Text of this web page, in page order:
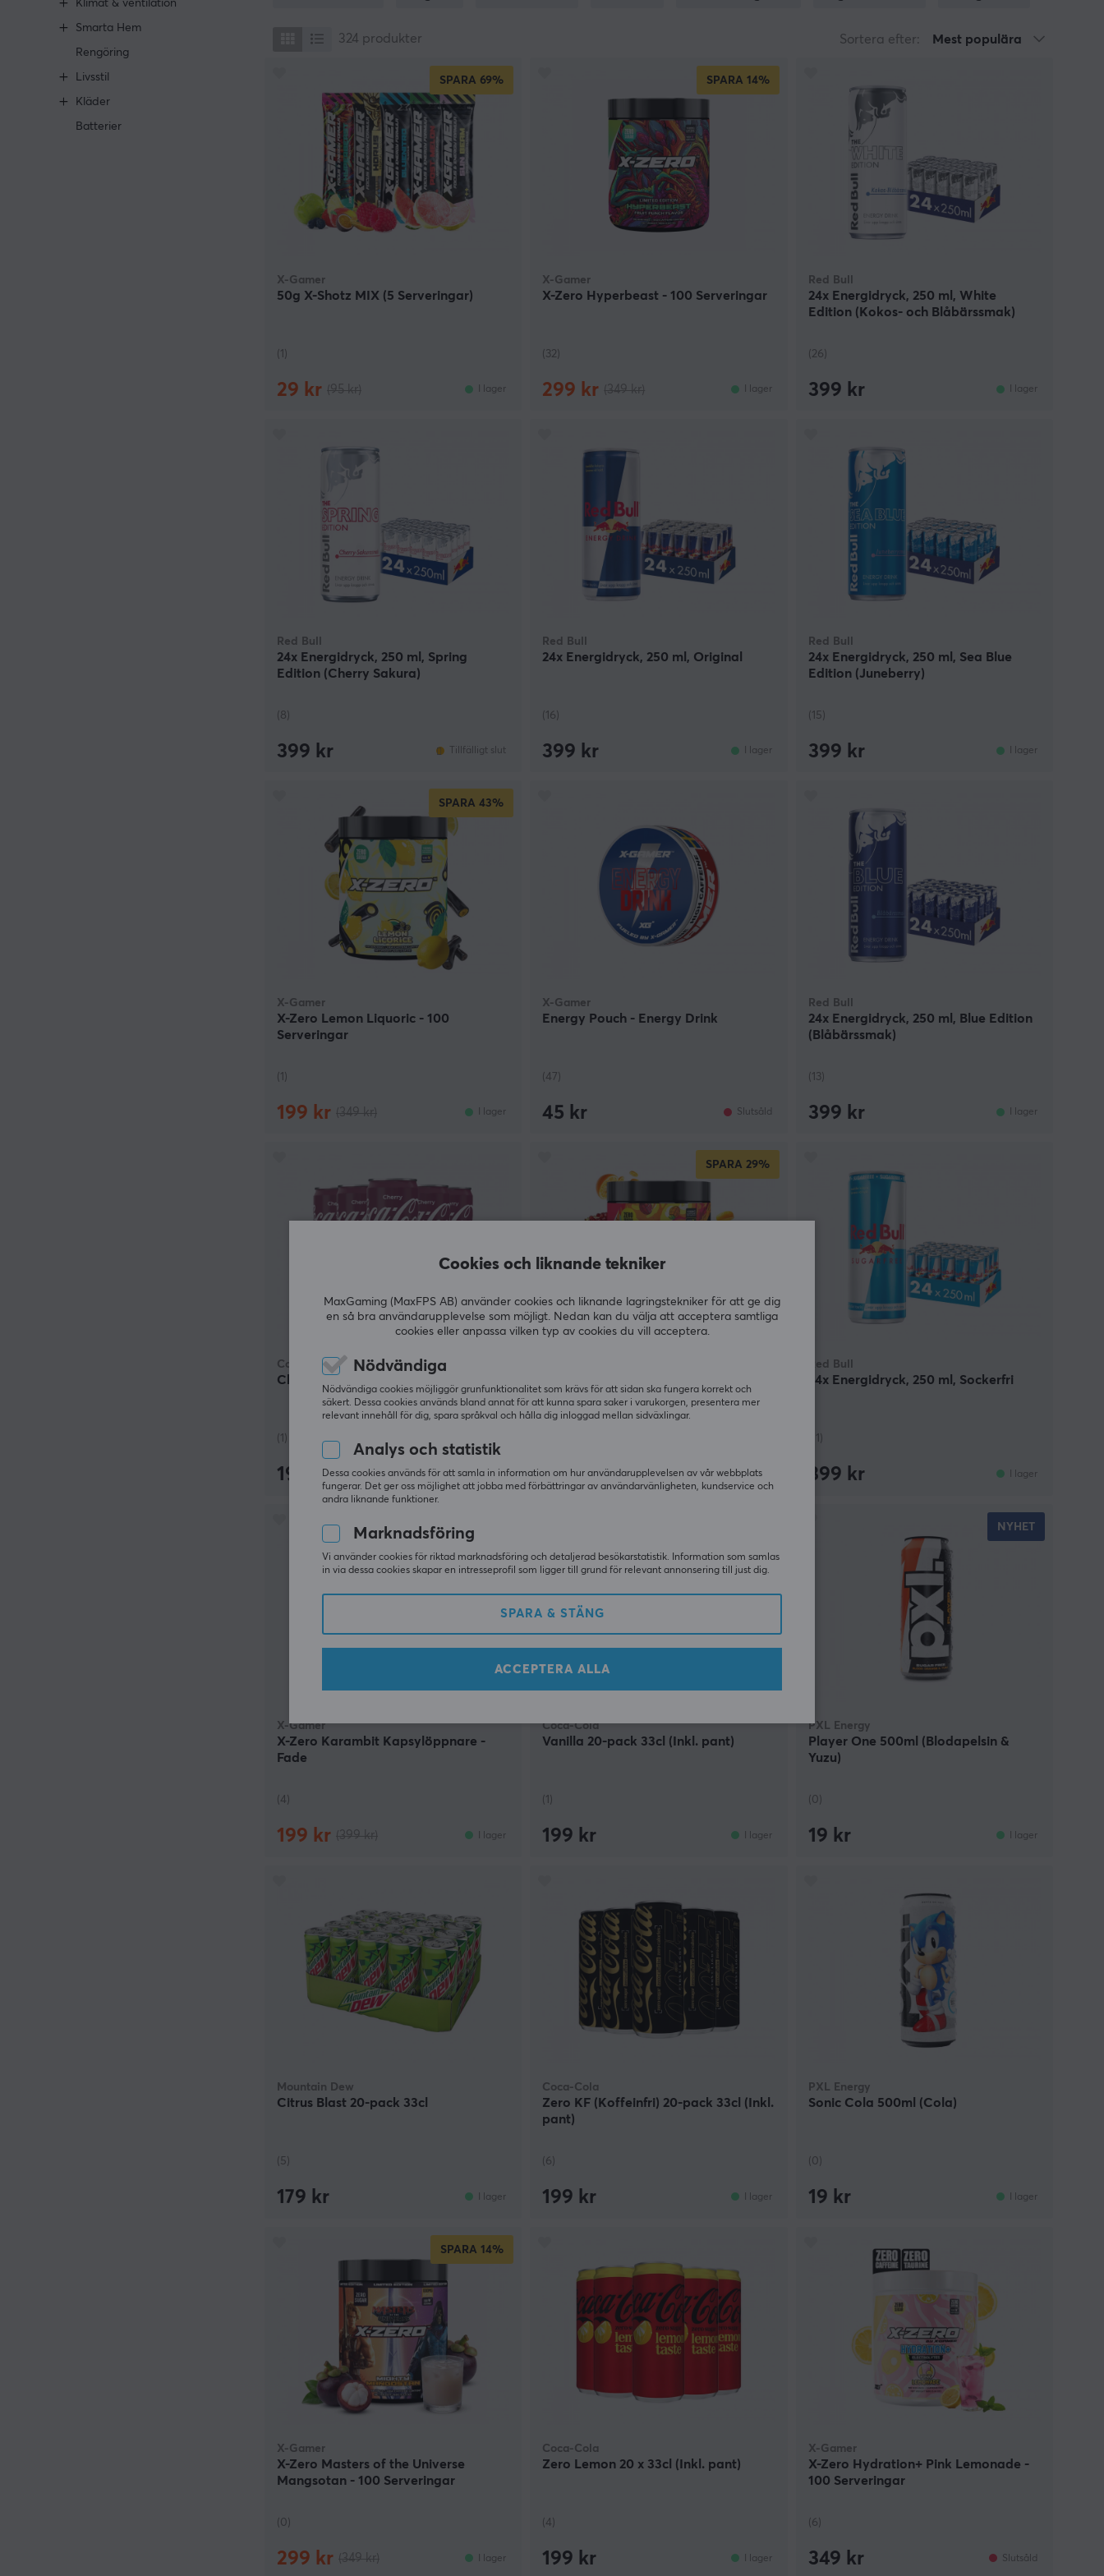
Klimat & ventilation
Smarta Hem
Rengöring
Livsstil
Kläder
Batterier
324 produkter Sortera efter: Mest populära
SPARA 69%
X-Gamer
50g X-Shotz MIX (5 Serveringar)
(1)
29 kr I lager
SPARA 14%
X-Gamer
X-Zero Hyperbeast - 100 Serveringar
(32)
299 kr I lager
Red Bull
24x Energidryck, 250 ml, White
Edition (Kokos- och Blåbärssmak)
(26)
399 kr I lager
Red Bull
24x Energidryck, 250 ml, Spring
Edition (Cherry Sakura)
(8)
399 kr Tillfälligt slut
Red Bull
24x Energidryck, 250 ml, Original
(16)
399 kr I lager
Red Bull
24x Energidryck, 250 ml, Sea Blue
Edition (Juneberry)
(15)
399 kr I lager
SPARA 43%
X-Gamer
X-Zero Lemon Liquoric - 100
Serveringar
(1)
199 kr I lager
X-Gamer
Energy Pouch - Energy Drink
(47)
45 kr Slutsåld
Red Bull
24x Energidryck, 250 ml, Blue Edition
(Blåbärssmak)
(13)
399 kr I lager
Coca-Cola
Cherry 20-pack 33cl (Inkl. pant)
(1)
199 kr Slutsåld
SPARA 29%
249 kr (349 kr) I lager
Red Bull
24x Energidryck, 250 ml, Sockerfri
399 kr I lager
SPARA
X-Gamer
X-Zero Karambit Kapsylöppnare -
Fade
(4)
199 kr I lager
Coca-Cola
Vanilla 20-pack 33cl (Inkl. pant)
(1)
199 kr I lager
NYHET
PXL Energy
Player One 500ml (Blodapelsin &
Yuzu)
(0)
19 kr I lager
Mountain Dew
Citrus Blast 20-pack 33cl
(5)
179 kr I lager
Coca-Cola
Zero KF (Koffeinfri) 20-pack 33cl (Inkl.
pant)
(6)
199 kr I lager
PXL Energy
Sonic Cola 500ml (Cola)
(0)
19 kr I lager
SPARA 14%
X-Gamer
X-Zero Masters of the Universe
Mangsotan - 100 Serveringar
(0)
299 kr I lager
Coca-Cola
Zero Lemon 20 x 33cl (Inkl. pant)
(4)
199 kr I lager
X-Gamer
X-Zero Hydration+ Pink Lemonade -
100 Serveringar
(6)
349 kr Slutsåld
Cookies och liknande tekniker
MaxGaming (MaxFPS AB) använder cookies och liknande lagringstekniker för att ge dig
en så bra användarupplevelse som möjligt. Nedan kan du välja att acceptera samtliga
cookies eller anpassa vilken typ av cookies du vill acceptera.
Nödvändiga
Nödvändiga cookies möjliggör grunfunktionalitet som krävs för att sidan ska fungera korrekt och
säkert. Dessa cookies används bland annat för att kunna spara saker i varukorgen, presentera mer
relevant innehåll för dig, spara språkval och hålla dig inloggad mellan sidväxlingar.
Analys och statistik
Dessa cookies används för att samla in information om hur användarupplevelsen av vår webbplats
fungerar. Det ger oss möjlighet att jobba med förbättringar av användarvänligheten, kundservice och
andra liknande funktioner.
Marknadsföring
Vi använder cookies för riktad marknadsföring och detaljerad besökarstatistik. Information som samlas
in via dessa cookies skapar en intresseprofil som ligger till grund för relevant annonsering till just dig.
SPARA & STÄNG
ACCEPTERA ALLA